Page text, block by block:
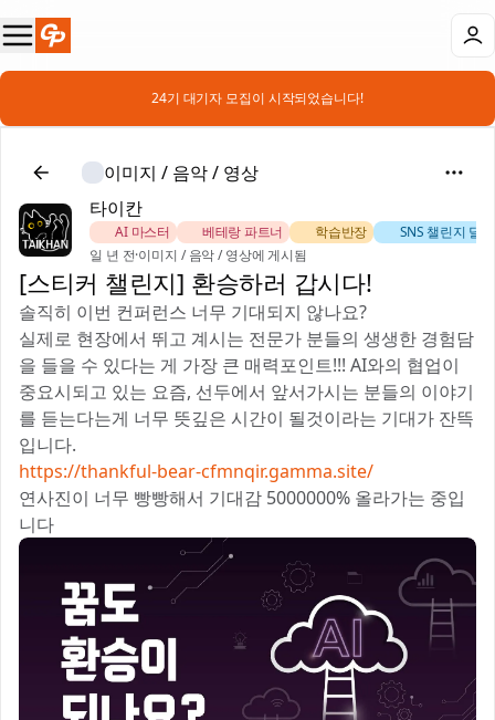
📣 24기 대기자 모집이 시작되었습니다!
이미지 / 음악 / 영상
타이칸
🏅 AI 마스터 ⚔️ 베테랑 파트너 📚 학습반장
🚀 SNS 챌린지 달
일 년 전·이미지 / 음악 / 영상에 게시됨
[스티커 챌린지] 환승하러 갑시다!
솔직히 이번 컨퍼런스 너무 기대되지 않나요?
실제로 현장에서 뛰고 계시는 전문가 분들의 생생한 경험담
을 들을 수 있다는 게 가장 큰 매력포인트!!! AI와의 협업이
중요시되고 있는 요즘, 선두에서 앞서가시는 분들의 이야기
를 듣는다는게 너무 뜻깊은 시간이 될것이라는 기대가 잔뜩
입니다.
https://thankful-bear-cfmnqir.gamma.site/
연사진이 너무 빵빵해서 기대감 5000000% 올라가는 중입
니다